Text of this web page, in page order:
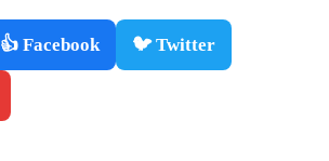
👍 Facebook 🐦 Twitter